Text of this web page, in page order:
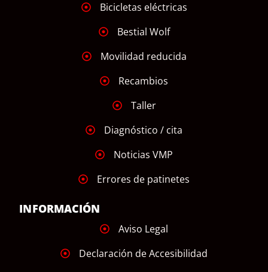
Bicicletas eléctricas
Bestial Wolf
Movilidad reducida
Recambios
Taller
Diagnóstico / cita
Noticias VMP
Errores de patinetes
INFORMACIÓN
Aviso Legal
Declaración de Accesibilidad